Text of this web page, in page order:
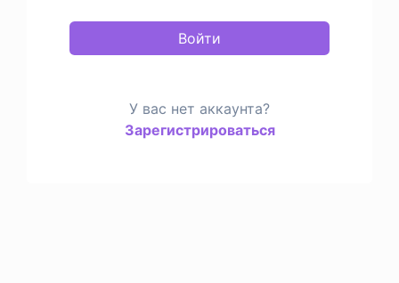
Войти
У вас нет аккаунта?
Зарегистрироваться